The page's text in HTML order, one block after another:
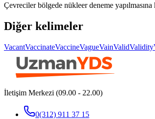
Çevreciler bölgede nükleer deneme yapılmasına
Diğer kelimeler
VacantVaccinateVaccineVagueVainValidValidity
İletişim Merkezi (09.00 - 22.00)
0(312) 911 37 15